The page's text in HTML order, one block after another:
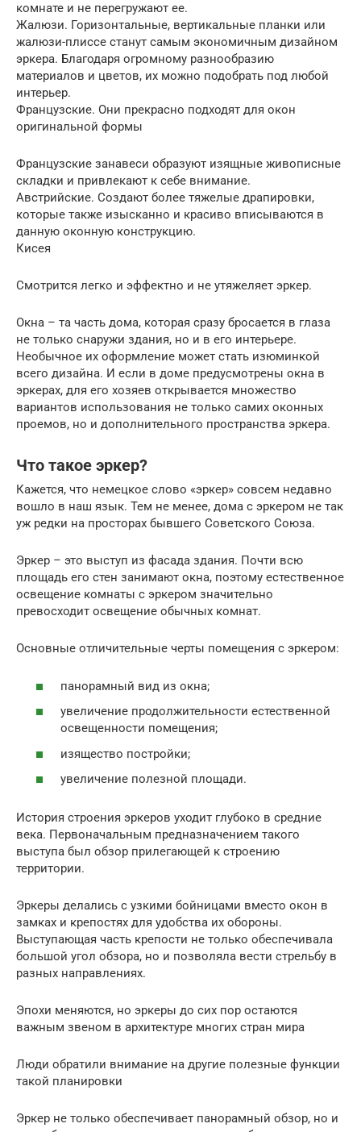
комнате и не перегружают ее.
Жалюзи. Горизонтальные, вертикальные планки или
жалюзи-плиссе станут самым экономичным дизайном
эркера. Благодаря огромному разнообразию
материалов и цветов, их можно подобрать под любой
интерьер.
Французские. Они прекрасно подходят для окон
оригинальной формы
Французские занавеси образуют изящные живописные
складки и привлекают к себе внимание.
Австрийские. Создают более тяжелые драпировки,
которые также изысканно и красиво вписываются в
данную оконную конструкцию.
Кисея
Смотрится легко и эффектно и не утяжеляет эркер.
Окна – та часть дома, которая сразу бросается в глаза
не только снаружи здания, но и в его интерьере.
Необычное их оформление может стать изюминкой
всего дизайна. И если в доме предусмотрены окна в
эркерах, для его хозяев открывается множество
вариантов использования не только самих оконных
проемов, но и дополнительного пространства эркера.
Что такое эркер?
Кажется, что немецкое слово «эркер» совсем недавно
вошло в наш язык. Тем не менее, дома с эркером не так
уж редки на просторах бывшего Советского Союза.
Эркер – это выступ из фасада здания. Почти всю
площадь его стен занимают окна, поэтому естественное
освещение комнаты с эркером значительно
превосходит освещение обычных комнат.
Основные отличительные черты помещения с эркером:
панорамный вид из окна;
увеличение продолжительности естественной
освещенности помещения;
изящество постройки;
увеличение полезной площади.
История строения эркеров уходит глубоко в средние
века. Первоначальным предназначением такого
выступа был обзор прилегающей к строению
территории.
Эркеры делались с узкими бойницами вместо окон в
замках и крепостях для удобства их обороны.
Выступающая часть крепости не только обеспечивала
большой угол обзора, но и позволяла вести стрельбу в
разных направлениях.
Эпохи меняются, но эркеры до сих пор остаются
важным звеном в архитектуре многих стран мира
Люди обратили внимание на другие полезные функции
такой планировки
Эркер не только обеспечивает панорамный обзор, но и